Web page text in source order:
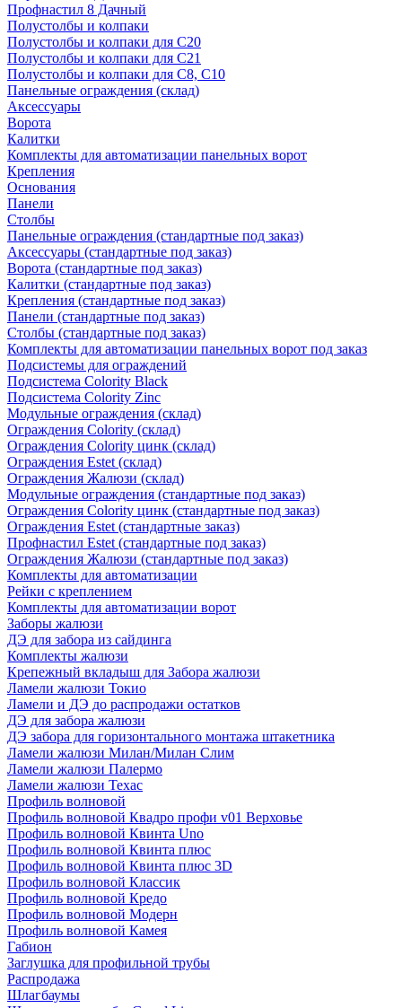
Профнастил 8 Дачный
Полустолбы и колпаки
Полустолбы и колпаки для С20
Полустолбы и колпаки для С21
Полустолбы и колпаки для С8, С10
Панельные ограждения (склад)
Аксессуары
Ворота
Калитки
Комплекты для автоматизации панельных ворот
Крепления
Основания
Панели
Столбы
Панельные ограждения (стандартные под заказ)
Аксессуары (стандартные под заказ)
Ворота (стандартные под заказ)
Калитки (стандартные под заказ)
Крепления (стандартные под заказ)
Панели (стандартные под заказ)
Столбы (стандартные под заказ)
Комплекты для автоматизации панельных ворот под заказ
Подсистемы для ограждений
Подсистема Colority Black
Подсистема Colority Zinc
Модульные ограждения (склад)
Ограждения Colority (склад)
Ограждения Colority цинк (склад)
Ограждения Estet (склад)
Ограждения Жалюзи (склад)
Модульные ограждения (стандартные под заказ)
Ограждения Colority цинк (стандартные под заказ)
Ограждения Estet (стандартные заказ)
Профнастил Estet (стандартные под заказ)
Ограждения Жалюзи (стандартные под заказ)
Комплекты для автоматизации
Рейки с креплением
Комплекты для автоматизации ворот
Заборы жалюзи
ДЭ для забора из сайдинга
Комплекты жалюзи
Крепежный вкладыш для Забора жалюзи
Ламели жалюзи Токио
Ламели и ДЭ до распродажи остатков
ДЭ для забора жалюзи
ДЭ забора для горизонтального монтажа штакетника
Ламели жалюзи Милан/Милан Слим
Ламели жалюзи Палермо
Ламели жалюзи Техас
Профиль волновой
Профиль волновой Квадро профи v01 Верховье
Профиль волновой Квинта Uno
Профиль волновой Квинта плюс
Профиль волновой Квинта плюс 3D
Профиль волновой Классик
Профиль волновой Кредо
Профиль волновой Модерн
Профиль волновой Камея
Габион
Заглушка для профильной трубы
Распродажа
Шлагбаумы